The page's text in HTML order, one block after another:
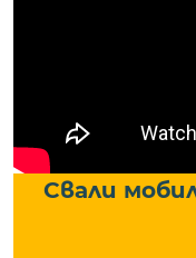
Свали